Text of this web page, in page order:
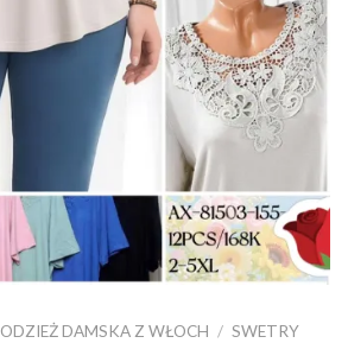
ODZIEŻ DAMSKA Z WŁOCH / SWETRY